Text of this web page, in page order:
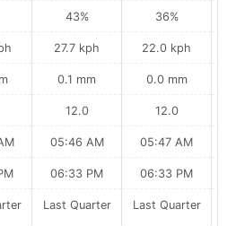
43%
27.7 kph
0.1 mm
12.0
05:46 AM
06:33 PM
Last Quarter
36%
22.0 kph
0.0 mm
12.0
05:47 AM
06:33 PM
Last Quarter